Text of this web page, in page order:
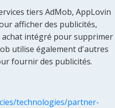
tiers AdMob, AppLovin
afficher des publicités,
achat intégré pour supprimer
utilise également d'autres
fournir des publicités.
technologies/partner-